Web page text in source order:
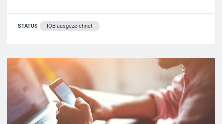
STATUS IÖB-ausgezeichnet